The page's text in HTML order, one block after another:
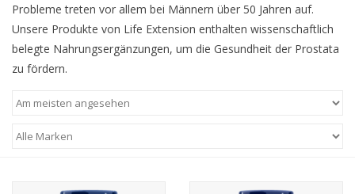
Probleme treten vor allem bei Männern über 50 Jahren auf.
Unsere Produkte von Life Extension enthalten wissenschaftlich
belegte Nahrungsergänzungen, um die Gesundheit der Prostata
zu fördern.